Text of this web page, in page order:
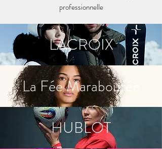
professionnelle
LACROIX
La Fée Maraboutée
HUBLOT